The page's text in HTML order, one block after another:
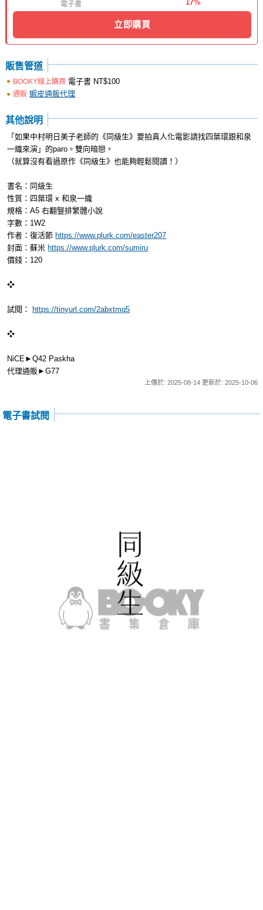
電子書
17%
立即購買
販售管道
BOOKY線上購買 電子書 NT$100
通販 蝦皮通販代理
其他說明
「如果中村明日美子老師的《同級生》要拍真人化電影請找四葉環跟和泉
一織來演」的paro。雙向暗戀。
（就算沒有看過原作《同級生》也能夠輕鬆閱讀！）
書名：同級生
性質：四葉環 x 和泉一織
規格：A5 右翻豎排繁體小說
字數：1W2
作者：復活節 https://www.plurk.com/easter207
封面：蘇米 https://www.plurk.com/sumiru
價錢：120
❖
試閱： https://tinyurl.com/2abxtmq5
❖
NiCE►Q42 Paskha
代理通販►G77
上傳於: 2025-08-14 更新於: 2025-10-06
電子書試閱